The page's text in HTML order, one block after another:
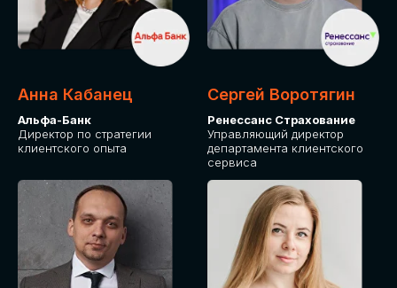
Анна Кабанец
Альфа-Банк
Директор по стратегии
клиентского опыта
Сергей Воротягин
Ренессанс Страхование
Управляющий директор
департамента клиентского
сервиса
СТОИМОСТЬ
УЧАСТИЯ